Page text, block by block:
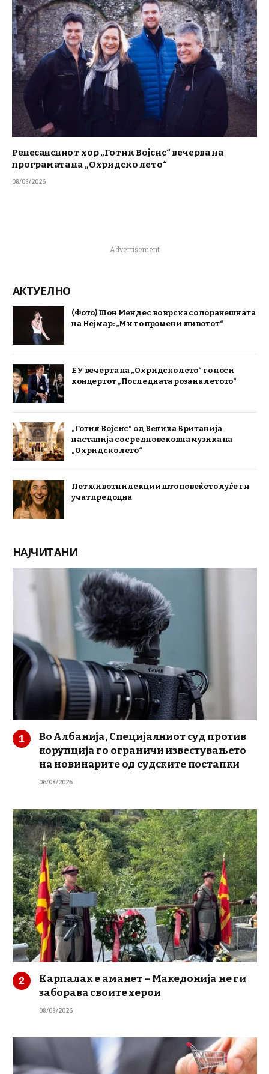
Ренесансниот хор „Готик Војсис“ вечерва на
програмата на „Охридско лето“
08/08/2026
Advertisement
АКТУЕЛНО
(Фото) Шон Мендес во врска со поранешната
на Нејмар: „Ми го промени животот“
ЕУ вечерта на „Охридско лето“ го носи
концертот „Последната роза на летото“
„Готик Војсис“ од Велика Британија
настапија со средновековна музика на
„Охридско лето“
Пет животни лекции што повеќето луѓе ги
учат предоцна
НАЈЧИТАНИ
Во Албанија, Специјалниот суд против
корупција го ограничи известувањето
на новинарите од судските постапки
06/08/2026
Карпалак е аманет – Македонија не ги
заборава своите херои
08/08/2026